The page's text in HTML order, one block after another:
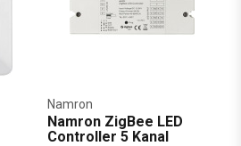
Namron ZigBee LED
Controller 5 Kanal
Namron